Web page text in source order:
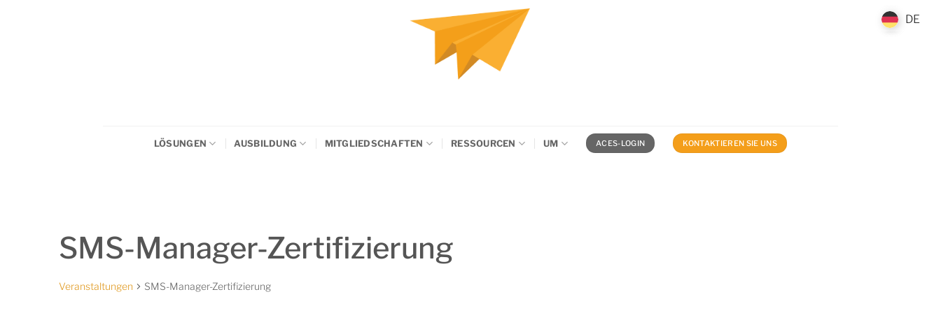
LÖSUNGEN AUSBILDUNG MITGLIEDSCHAFTEN RESSOURCEN UM ACES-LOGIN KONTAKTIEREN SIE UNS
SMS-Manager-Zertifizierung
Veranstaltungen SMS-Manager-Zertifizierung
DE
DE